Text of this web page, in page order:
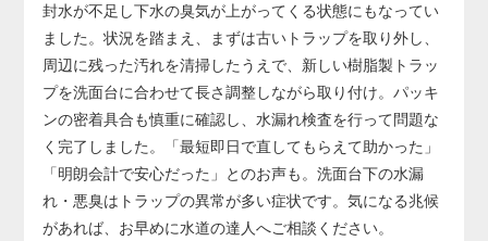
封水が不足し下水の臭気が上がってくる状態にもなってい
ました。状況を踏まえ、まずは古いトラップを取り外し、
周辺に残った汚れを清掃したうえで、新しい樹脂製トラッ
プを洗面台に合わせて長さ調整しながら取り付け。パッキ
ンの密着具合も慎重に確認し、水漏れ検査を行って問題な
く完了しました。「最短即日で直してもらえて助かった」
「明朗会計で安心だった」とのお声も。洗面台下の水漏
れ・悪臭はトラップの異常が多い症状です。気になる兆候
があれば、お早めに水道の達人へご相談ください。